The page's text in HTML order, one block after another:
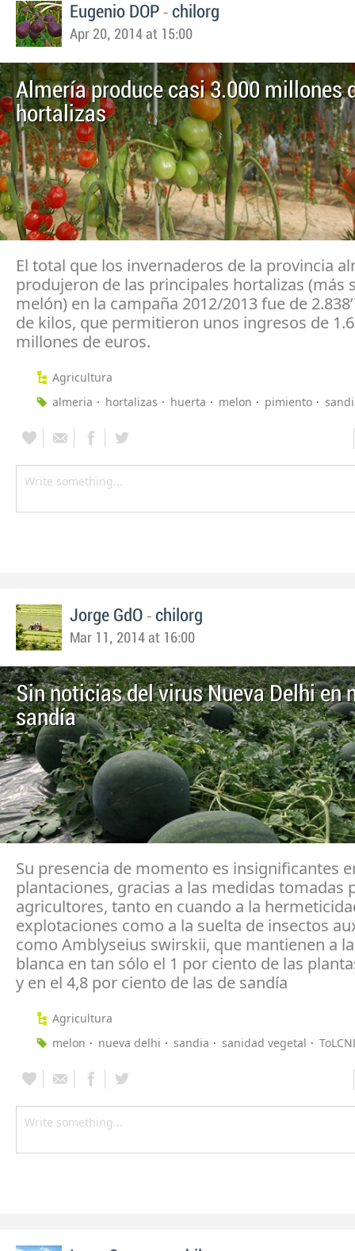
Eugenio DOP - chilorg
Apr 20, 2014 at 15:00
Almería produce casi 3.000 millones
hortalizas
El total que los invernaderos de la provincia
produjeron de las principales hortalizas (más
melón) en la campaña 2012/2013 fue de
de kilos, que permitieron unos ingresos de
millones de euros.
Agricultura
almeria
hortalizas huerta melon pimiento
Jorge GdO - chilorg
Mar 11, 2014 at 16:00
Sin noticias del virus Nueva Delhi en
sandía
Su presencia de momento es insignificantes
plantaciones, gracias a las medidas tomadas
agricultores, tanto en cuando a la
explotaciones como a la suelta de insectos
como Amblyseius swirskii, que mantienen a
blanca en tan sólo el 1 por ciento de las
y en el 4,8 por ciento de las de sandía
Agricultura
melon
nueva delhi sandia sanidad vegetal